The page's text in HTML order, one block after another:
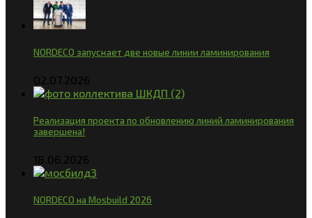
NORDECO запускает две новые линии ламинирования
02.07.2026
Реализация проекта по обновлению линий ламинирования
завершена!
18.06.2026
NORDECO на Mosbuild 2026